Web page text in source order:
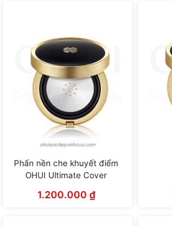
Phấn nền che khuyết điểm
OHUI Ultimate Cover
x 2 lõi)
1.200.000 ₫